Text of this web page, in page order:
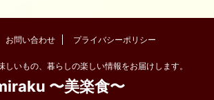
お問い合わせ プライバシーポリシー
しいもの、暮らしの楽しい情報をお届けします。
〜美楽食〜